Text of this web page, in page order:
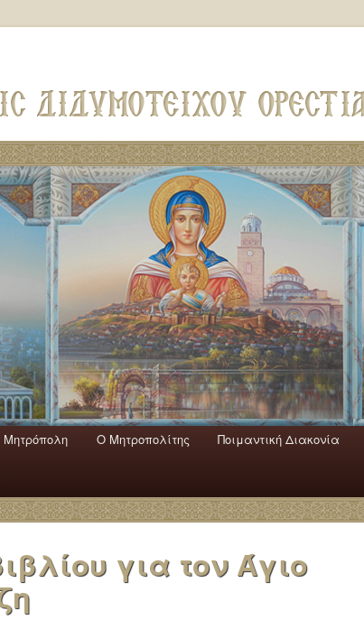
Mητρόπολη Ο Mητροπολίτης Ποιμαντική Διακονία
για τον Άγιο